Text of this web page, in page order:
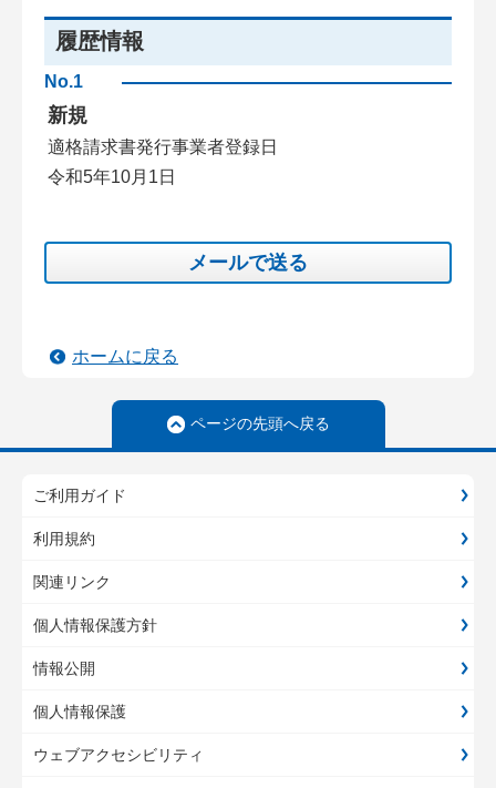
履歴情報
No.1
新規
適格請求書発行事業者登録日
令和5年10月1日
メールで送る
ホームに戻る
ページの先頭へ戻る
ご利用ガイド
利用規約
関連リンク
個人情報保護方針
情報公開
個人情報保護
ウェブアクセシビリティ